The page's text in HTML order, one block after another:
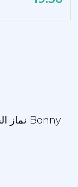
نماز الجدول الزمني - جدول التقويم ل Bonny